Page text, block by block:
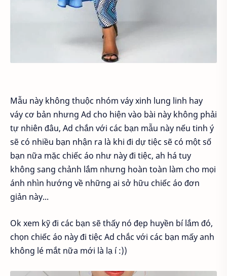
Mẫu này không thuộc nhóm váy xinh lung linh hay
váy cơ bản nhưng Ad cho hiện vào bài này không phải
tự nhiên đâu, Ad chắn với các bạn mẫu này nếu tinh ý
sẽ có nhiều bạn nhận ra là khi đi dự tiệc sẽ có một số
bạn nữa mặc chiếc áo như này đi tiệc, ah há tuy
không sang chảnh lắm nhưng hoàn toàn làm cho mọi
ánh nhìn hướng về những ai sở hữu chiếc áo đơn
giản này...
Ok xem kỹ đi các bạn sẽ thấy nó đẹp huyền bí lắm đó,
chọn chiếc áo này đi tiệc Ad chắc với các bạn mấy anh
không lé mắt nữa mới là lạ í :))